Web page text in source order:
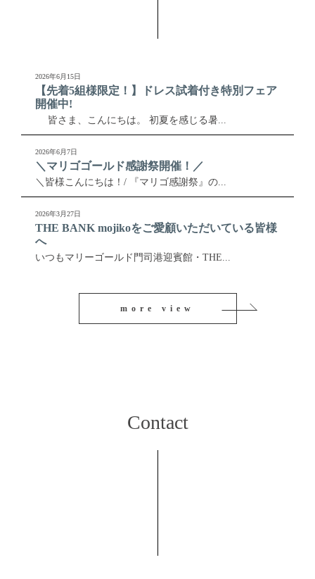
2026年6月15日
【先着5組様限定！】ドレス試着付き特別フェア
開催中!
皆さま、こんにちは。 初夏を感じる暑...
2026年6月7日
＼マリゴゴールド感謝祭開催！／
＼皆様こんにちは！/ 『マリゴ感謝祭』の...
2026年3月27日
THE BANK mojikoをご愛顧いただいている皆様
へ
いつもマリーゴールド門司港迎賓館・THE...
more view
Contact